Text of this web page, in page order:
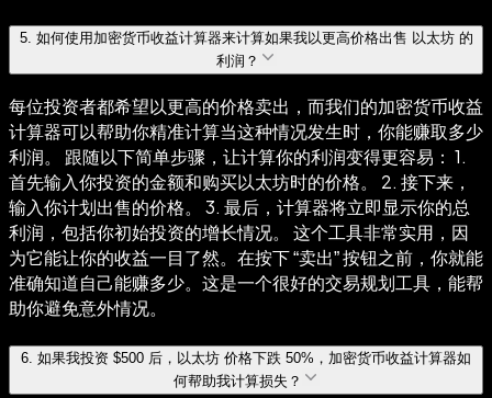
5. 如何使用加密货币收益计算器来计算如果我以更高价格出售 以太坊 的
利润？
每位投资者都希望以更高的价格卖出，而我们的加密货币收益
计算器可以帮助你精准计算当这种情况发生时，你能赚取多少
利润。 跟随以下简单步骤，让计算你的利润变得更容易： 1.
首先输入你投资的金额和购买以太坊时的价格。 2. 接下来，
输入你计划出售的价格。 3. 最后，计算器将立即显示你的总
利润，包括你初始投资的增长情况。 这个工具非常实用，因
为它能让你的收益一目了然。在按下 “卖出” 按钮之前，你就能
准确知道自己能赚多少。这是一个很好的交易规划工具，能帮
助你避免意外情况。
6. 如果我投资 $500 后，以太坊 价格下跌 50%，加密货币收益计算器如
何帮助我计算损失？